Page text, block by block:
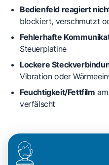
Bedienfeld reagiert
blockiert, verschmutzt
Fehlerhafte
Steuerplatine
Lockere
Vibration oder
Feuchtigkeit/Fettfilm
verfälscht